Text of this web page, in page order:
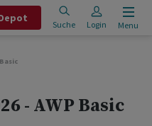
Suche Login Menu
- AWP Basic